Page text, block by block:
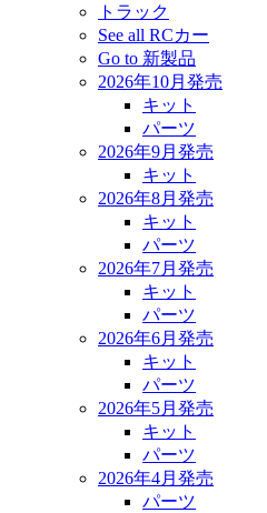
トラック
See all RCカー
Go to 新製品
2026年10月発売
キット
パーツ
2026年9月発売
キット
2026年8月発売
キット
パーツ
2026年7月発売
キット
パーツ
2026年6月発売
キット
パーツ
2026年5月発売
キット
パーツ
2026年4月発売
パーツ